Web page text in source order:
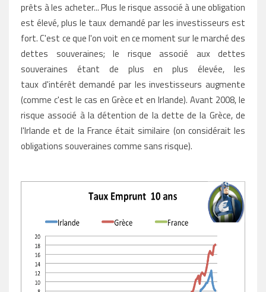
prêts à les acheter... Plus le risque associé à une obligation
est élevé, plus le taux demandé par les investisseurs est
fort. C'est ce que l'on voit en ce moment sur le marché des
dettes souveraines; le risque associé aux dettes
souveraines étant de plus en plus élevée, les
taux d'intérêt demandé par les investisseurs augmente
(comme c'est le cas en Grèce et en Irlande). Avant 2008, le
risque associé à la détention de la dette de la Grèce, de
l'Irlande et de la France était similaire (on considérait les
obligations souveraines comme sans risque).